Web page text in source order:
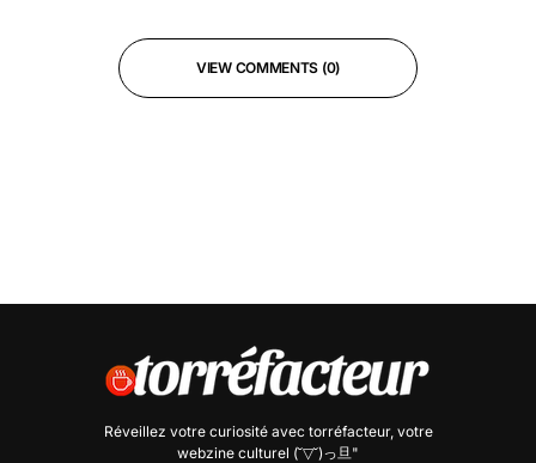
VIEW COMMENTS (0)
Réveillez votre curiosité avec torréfacteur, votre
webzine culturel (˘▽˘)っ旦"